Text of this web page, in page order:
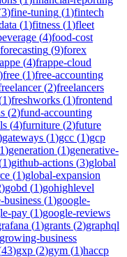
3)fine-tuning (1)fintech
(1)fitness (1)fleet
(4)food-cost
forecasting (9)forex
(4)frappe-cloud
)free (1)free-accounting
(2)freelancers
1)freshworks (1)frontend
(2)fund-accounting
(4)furniture (2)future
gateways (1)gcc (1)gcp
1)generation (1)generative-
1)github-actions (3)global
(1)global-expansion
)gobd (1)gohighlevel
business (1)google-
pay (1)google-reviews
(1)grants (2)graphql
growing-business
43)gxp (2)gym (1)haccp